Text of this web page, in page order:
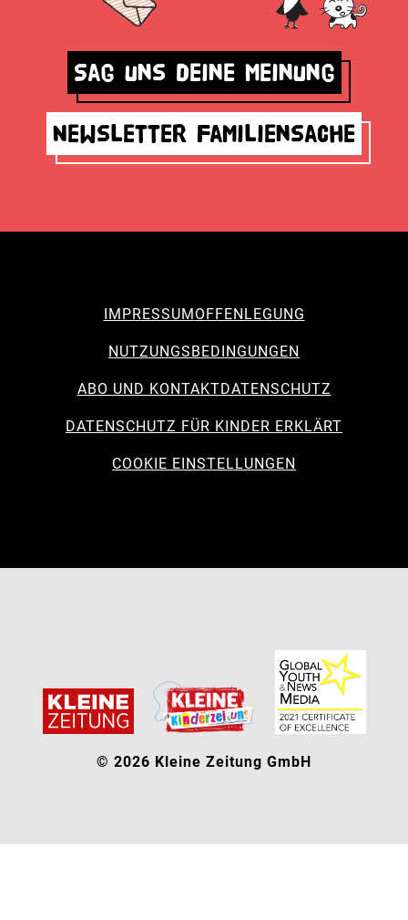
Sag uns deine Meinung
Newsletter Familiensache
IMPRESSUMOFFENLEGUNG
NUTZUNGSBEDINGUNGEN
ABO UND KONTAKTDATENSCHUTZ
DATENSCHUTZ FÜR KINDER ERKLÄRT
COOKIE EINSTELLUNGEN
© 2026 Kleine Zeitung GmbH